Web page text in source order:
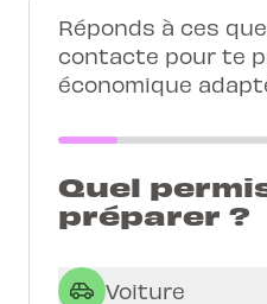
Réponds à ces
contacte pour te
économique
Quel
préparer ?
Voiture